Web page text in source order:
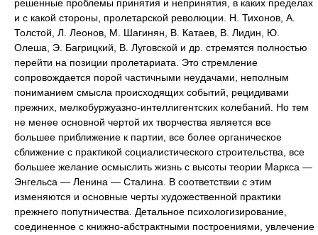
решенные проблемы принятия и непринятия, в каких пределах
и с какой стороны, пролетарской революции. Н. Тихонов, А.
Толстой, Л. Леонов, М. Шагинян, В. Катаев, В. Лидин, Ю.
Олеша, Э. Багрицкий, В. Луговской и др. стремятся полностью
перейти на позиции пролетариата. Это стремление
сопровождается порой частичными неудачами, неполным
пониманием смысла происходящих событий, рецидивами
прежних, мелкобуржуазно-интеллигентских колебаний. Но тем
не менее основной чертой их творчества является все
большее приближение к партии, все более органическое
сближение с практикой социалистического строительства, все
большее желание осмыслить жизнь с высоты теории Маркса —
Энгельса — Ленина — Сталина. В соответствии с этим
изменяются и основные черты художественной практики
прежнего попутничества. Детальное психологизирование,
соединенное с книжно-абстрактными построениями, увлечение